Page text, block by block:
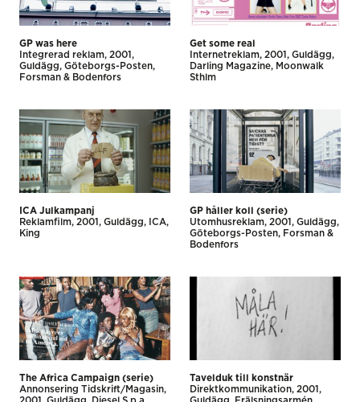
GP was here
Integrerad reklam 2001
Guldägg
Göteborgs-Posten
Forsman & Bodenfors
Get some real
Internet­reklam 2001
Guldägg
Darling Magazine
Moonwalk
Sthlm
ICA Julkampanj
Reklamfilm 2001 Guldägg
ICA
King
GP håller koll (serie)
Utomhus­reklam 2001
Guldägg
Göteborgs-Posten
Forsman &
Bodenfors
The Africa Campaign (serie)
Annonsering Tidskrift/Magasin
Tavelduk till konstnär
Direktkommunikation 2001